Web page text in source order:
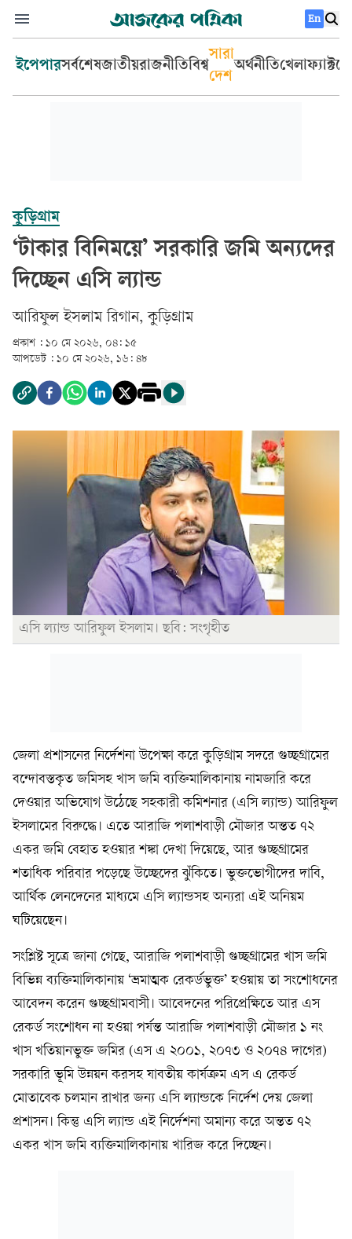
En
ইপেপারসর্বশেষজাতীয়রাজনীতিবিশ্ব
সারা
দেশ
অর্থনীতিখেলা
কুড়িগ্রাম
‘টাকার বিনিময়ে’ সরকারি জমি অন্যদের
দিচ্ছেন এসি ল্যান্ড
আরিফুল ইসলাম রিগান, কুড়িগ্রাম
প্রকাশ : ১০ মে ২০২৬, ০৪: ১৫
আপডেট : ১০ মে ২০২৬, ১৬: ৪৮
এসি ল্যান্ড আরিফুল ইসলাম। ছবি: সংগৃহীত
জেলা প্রশাসনের নির্দেশনা উপেক্ষা করে কুড়িগ্রাম সদরে গুচ্ছগ্রামের
বন্দোবস্তকৃত জমিসহ খাস জমি ব্যক্তিমালিকানায় নামজারি করে
দেওয়ার অভিযোগ উঠেছে সহকারী কমিশনার (এসি ল্যান্ড) আরিফুল
ইসলামের বিরুদ্ধে। এতে আরাজি পলাশবাড়ী মৌজার অন্তত ৭২
একর জমি বেহাত হওয়ার শঙ্কা দেখা দিয়েছে, আর গুচ্ছগ্রামের
শতাধিক পরিবার পড়েছে উচ্ছেদের ঝুঁকিতে। ভুক্তভোগীদের দাবি,
আর্থিক লেনদেনের মাধ্যমে এসি ল্যান্ডসহ অন্যরা এই অনিয়ম
ঘটিয়েছেন।
সংশ্লিষ্ট সূত্রে জানা গেছে, আরাজি পলাশবাড়ী গুচ্ছগ্রামের খাস জমি
বিভিন্ন ব্যক্তিমালিকানায় ‘ভ্রমাত্মক রেকর্ডভুক্ত’ হওয়ায় তা সংশোধনের
আবেদন করেন গুচ্ছগ্রামবাসী। আবেদনের পরিপ্রেক্ষিতে আর এস
রেকর্ড সংশোধন না হওয়া পর্যন্ত আরাজি পলাশবাড়ী মৌজার ১ নং
খাস খতিয়ানভুক্ত জমির (এস এ ২০০১, ২০৭৩ ও ২০৭৪ দাগের)
সরকারি ভূমি উন্নয়ন করসহ যাবতীয় কার্যক্রম এস এ রেকর্ড
মোতাবেক চলমান রাখার জন্য এসি ল্যান্ডকে নির্দেশ দেয় জেলা
প্রশাসন। কিন্তু এসি ল্যান্ড এই নির্দেশনা অমান্য করে অন্তত ৭২
একর খাস জমি ব্যক্তিমালিকানায় খারিজ করে দিচ্ছেন।